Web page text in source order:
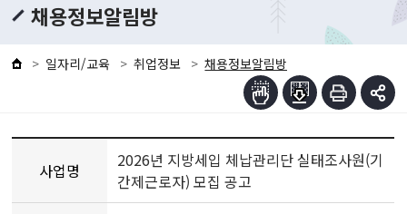
채용정보알림방
일자리/교육 취업정보 채용정보알림방
사업명
2026년 지방세입 체납관리단 실태조사원(기
간제근로자) 모집 공고